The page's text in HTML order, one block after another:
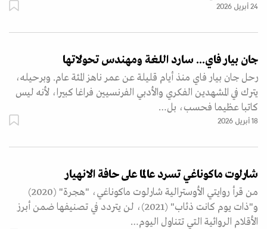
24 أبريل 2026
جان بيار فاي... سارد اللغة ومهندس تحولاتها
رحل جان بيار فاي منذ أيام قليلة عن عمر ناهز المئة عام. وبرحيله،
يترك في المشهدين الفكري والأدبي الفرنسيين فراغا كبيرا، لأنه ليس
كاتبا عظيما فحسب، بل…
18 أبريل 2026
شارلوت ماكوناغي تسرد عالما على حافة الانهيار
من قرأ روايتي الأوسترالية شارلوت ماكوناغي، "هجرة" (2020)
و"ذات يوم كانت ذئاب" (2021)، لن يتردد في تصنيفها ضمن أبرز
الأقلام الروائية التي تتناول اليوم…